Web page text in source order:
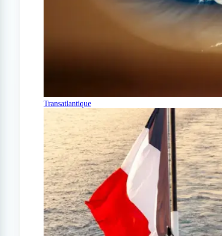
Transatlantique